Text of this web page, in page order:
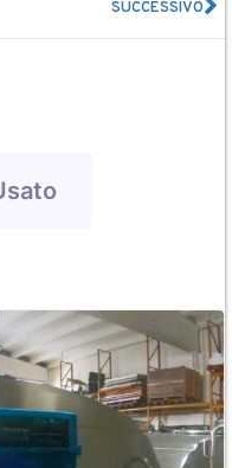
SUCCESSIVO